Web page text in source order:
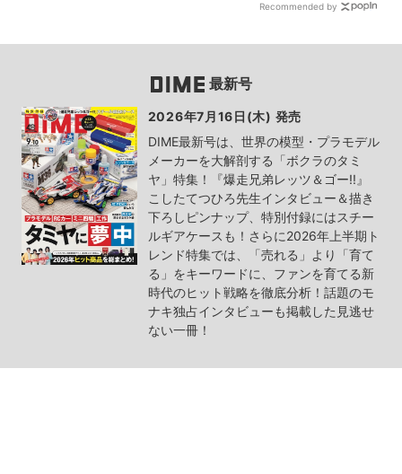
Recommended by
最新号
2026年7月16日(木) 発売
DIME最新号は、世界の模型・プラモデル
メーカーを大解剖する「ボクラのタミ
ヤ」特集！『爆走兄弟レッツ＆ゴー!!』
こしたてつひろ先生インタビュー＆描き
下ろしピンナップ、特別付録にはスチー
ルギアケースも！さらに2026年上半期ト
レンド特集では、「売れる」より「育て
る」をキーワードに、ファンを育てる新
時代のヒット戦略を徹底分析！話題のモ
ナキ独占インタビューも掲載した見逃せ
ない一冊！